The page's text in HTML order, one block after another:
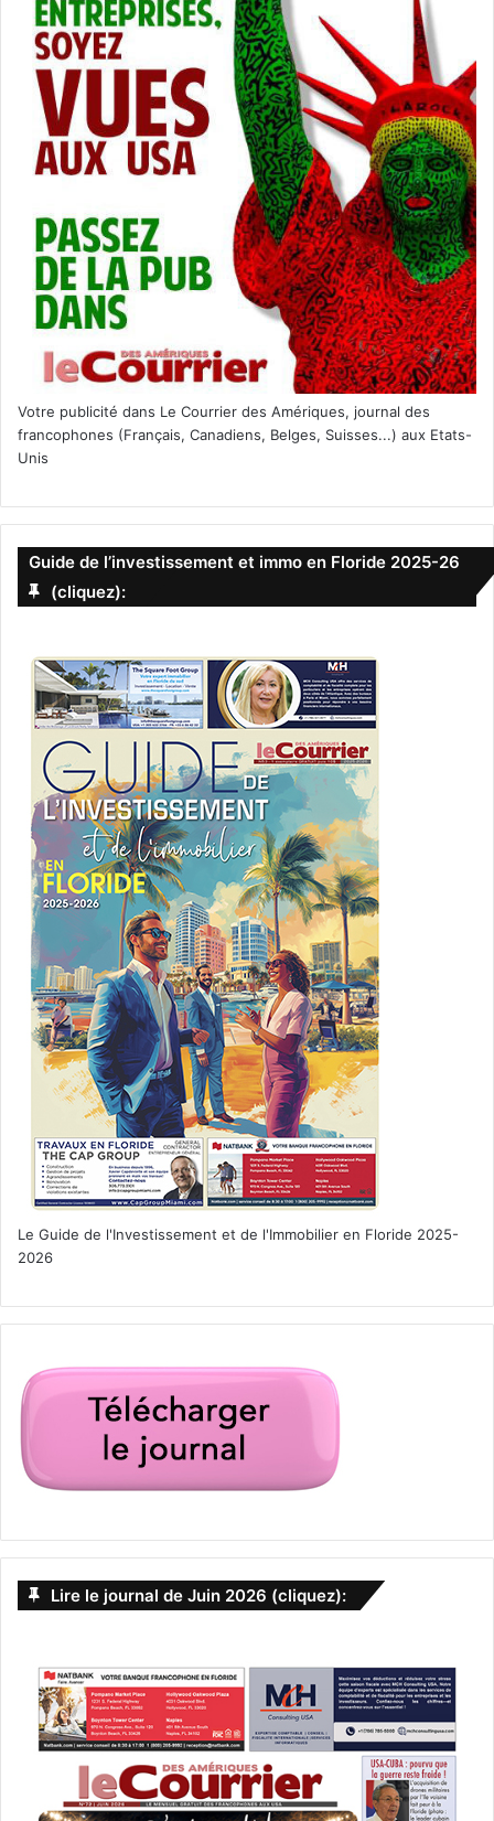
– Si vous aimez les récits de Jean-Paul Guis, vous
pouvez acheter ses ouvragesen cliquant ici
Voir le portrait que nous avons consacré à Jean-Paul
Guis
Floride Fort caroline
français en Floride Jean-Paul Guis
Pedro Menéndez de Avilés
Votre publicité dans Le Courrier des Amériques, journal des
francophones (Français, Canadiens, Belges, Suisses...) aux Etats-
Unis
Guide de l’investissement et immo en Floride 2025-26
(cliquez):
Le Guide de l'Investissement et de l'Immobilier en Floride 2025-
2026
Lire le journal de Juin 2026 (cliquez):